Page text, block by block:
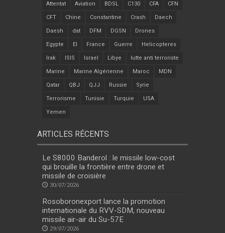
Attentat Aviation BDSL C130 CFA CFN
CFT Chine Constantine Crash Daech
Daesh dat DFM DGSN Drones
Egypte EI France Guerre Helicopteres
Irak ISIS Israel Libye lutte anti terroriste
Marine Marine Algérienne Maroc MDN
Qatar QBJ QJJ Russie Syrie
Terrorisme Tunisie Turquie USA
Yemen
ARTICLES RÉCENTS
Le S8000 Banderol : le missile low-cost
qui brouille la frontière entre drone et
missile de croisière
30/07/2026
Rosoboronexport lance la promotion
internationale du RVV-SDM, nouveau
missile air-air du Su-57E
29/07/2026